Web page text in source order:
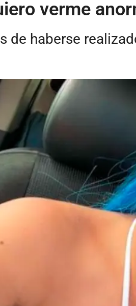
verme
de haberse